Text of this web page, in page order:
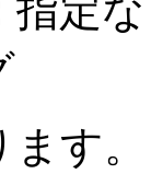
指定
す。